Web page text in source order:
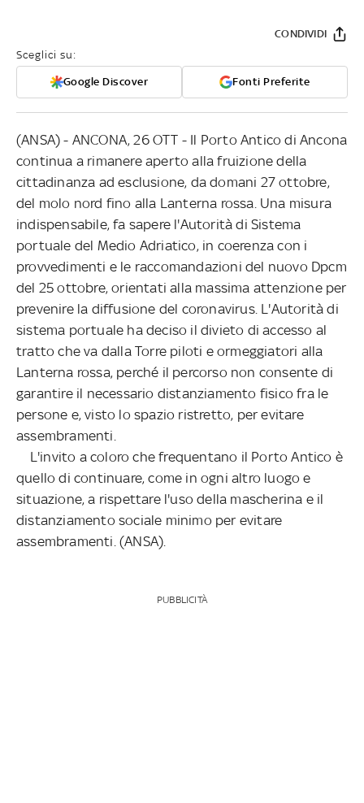
Sceglici su:
Google Discover Fonti Preferite
CONDIVIDI
(ANSA) - ANCONA, 26 OTT - Il Porto Antico di Ancona
continua a rimanere aperto alla fruizione della
cittadinanza ad esclusione, da domani 27 ottobre,
del molo nord fino alla Lanterna rossa. Una misura
indispensabile, fa sapere l'Autorità di Sistema
portuale del Medio Adriatico, in coerenza con i
provvedimenti e le raccomandazioni del nuovo Dpcm
del 25 ottobre, orientati alla massima attenzione per
prevenire la diffusione del coronavirus. L'Autorità di
sistema portuale ha deciso il divieto di accesso al
tratto che va dalla Torre piloti e ormeggiatori alla
Lanterna rossa, perché il percorso non consente di
garantire il necessario distanziamento fisico fra le
persone e, visto lo spazio ristretto, per evitare
assembramenti.
L'invito a coloro che frequentano il Porto Antico è
quello di continuare, come in ogni altro luogo e
situazione, a rispettare l'uso della mascherina e il
distanziamento sociale minimo per evitare
assembramenti. (ANSA).
PUBBLICITÀ